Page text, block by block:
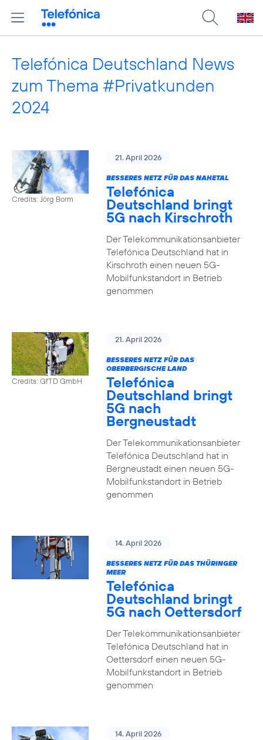
Telefónica Deutschland News
zum Thema #Privatkunden
2024
Credits: Jörg Borm
21. April 2026
BESSERES NETZ FÜR DAS NAHETAL
Telefónica
Deutschland bringt
5G nach Kirschroth
Der Telekommunikationsanbieter
Telefónica Deutschland hat in
Kirschroth einen neuen 5G-
Mobilfunkstandort in Betrieb
genommen
Credits: GfTD GmbH
21. April 2026
BESSERES NETZ FÜR DAS
OBERBERGISCHE LAND
Telefónica
Deutschland bringt
5G nach
Bergneustadt
Der Telekommunikationsanbieter
Telefónica Deutschland hat in
Bergneustadt einen neuen 5G-
Mobilfunkstandort in Betrieb
genommen
14. April 2026
BESSERES NETZ FÜR DAS THÜRINGER
MEER
Telefónica
Deutschland bringt
5G nach Oettersdorf
Der Telekommunikationsanbieter
Telefónica Deutschland hat in
Oettersdorf einen neuen 5G-
Mobilfunkstandort in Betrieb
genommen
14. April 2026